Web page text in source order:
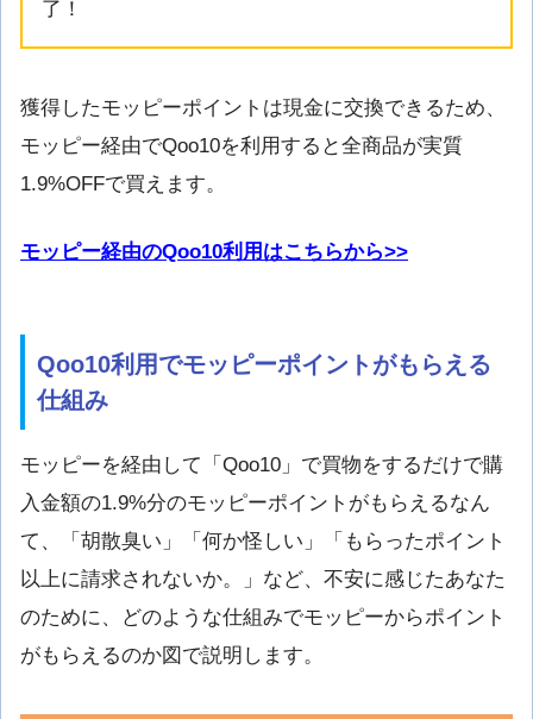
了！
獲得したモッピーポイントは現金に交換できるため、
モッピー経由でQoo10を利用すると全商品が実質
1.9%OFFで買えます。
モッピー経由のQoo10利用はこちらから>>
Qoo10利用でモッピーポイントがもらえる
仕組み
モッピーを経由して「Qoo10」で買物をするだけで購
入金額の1.9%分のモッピーポイントがもらえるなん
て、「胡散臭い」「何か怪しい」「もらったポイント
以上に請求されないか。」など、不安に感じたあなた
のために、どのような仕組みでモッピーからポイント
がもらえるのか図で説明します。